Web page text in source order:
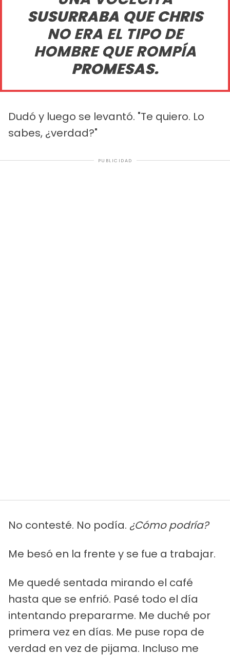
SUSURRABA QUE CHRIS
NO ERA EL TIPO DE
HOMBRE QUE ROMPÍA
PROMESAS.
Dudó y luego se levantó. "Te quiero. Lo
sabes, ¿verdad?"
PUBLICIDAD
No contesté. No podía. ¿Cómo podría?
Me besó en la frente y se fue a trabajar.
Me quedé sentada mirando el café
hasta que se enfrió. Pasé todo el día
intentando prepararme. Me duché por
primera vez en días. Me puse ropa de
verdad en vez de pijama. Incluso me